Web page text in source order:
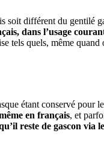
soit différent du gentilé
dans l’usage
tels quels, même quand
étant conservé pour
en français, et
reste de gascon via